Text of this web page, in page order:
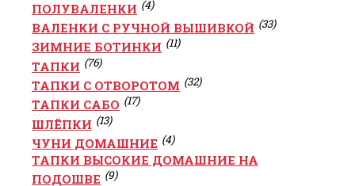
ПОЛУВАЛЕНКИ (4)
ВАЛЕНКИ С РУЧНОЙ ВЫШИВКОЙ (33)
ЗИМНИЕ БОТИНКИ (11)
ТАПКИ (76)
ТАПКИ С ОТВОРОТОМ (32)
ТАПКИ САБО (17)
ШЛЁПКИ (13)
ЧУНИ ДОМАШНИЕ (4)
ТАПКИ ВЫСОКИЕ ДОМАШНИЕ НА
ПОДОШВЕ (9)